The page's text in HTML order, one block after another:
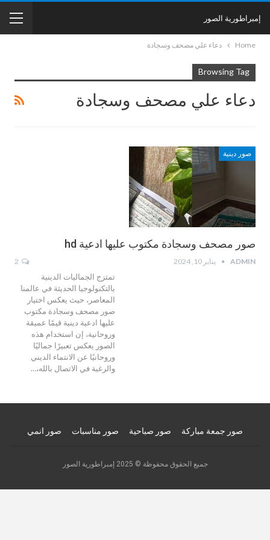
إمبراطورية الصور
Home دعاء علي مصحف وسجادة
Browsing Tag
دعاء علي مصحف وسجادة
صور دينية
صور مصحف وسجادة مكتوب عليها ادعية hd
ADMIN يناير 10, 2024
تمتزج الجماليات الدينية
بالتكنولوجيا الحديثة في عالمنا
المعاصر، حيث يعكس اختيار
صور مصحف وسجادة مكتوب
عليها ادعية دينية قيمًا عميقة
وروحانية، إن استخدام هذه
الصور يعكس تعبيرًا جماليًا
وروحانيًا عن الانتماء الديني
والرغبة في الاتصال بالله،…
صور جمعة مباركة صور صباحية صور مناسبات صور انمي
جميع الحقوق محفوظة © 2025 إمبراطورية الصور